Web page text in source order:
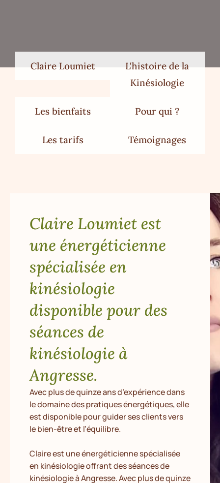
Claire Loumiet
L'histoire de la
Kinésiologie
Les bienfaits Pour qui ?
Les tarifs Témoignages
Claire Loumiet est
une énergéticienne
spécialisée en
kinésiologie
disponible pour des
séances de
kinésiologie à
Angresse.
Avec plus de quinze ans d’expérience dans
le domaine des pratiques énergétiques, elle
est disponible pour guider ses clients vers
le bien-être et l’équilibre.
Claire est une énergéticienne spécialisée
en kinésiologie offrant des séances de
kinésiologie à Angresse. Avec plus de quinze